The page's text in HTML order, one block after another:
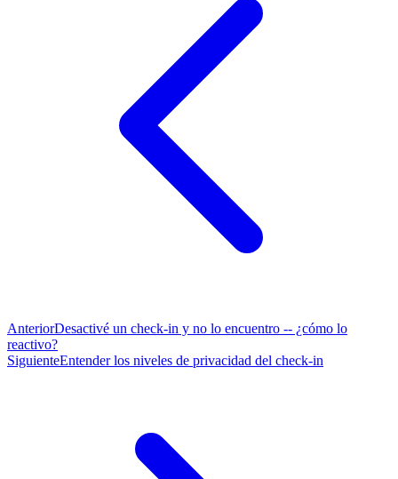
AnteriorDesactivé un check-in y no lo encuentro -- ¿cómo lo
reactivo?
SiguienteEntender los niveles de privacidad del check-in